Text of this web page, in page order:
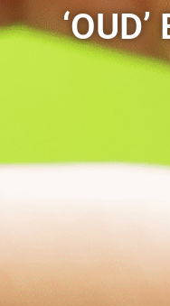
‘OUD’